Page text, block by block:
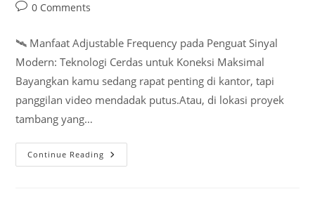
author:
published:
Post0 Comments
🛰️ Manfaat Adjustable Frequency pada Penguat Sinyal
Modern: Teknologi Cerdas untuk Koneksi Maksimal
Bayangkan kamu sedang rapat penting di kantor, tapi
panggilan video mendadak putus.Atau, di lokasi proyek
tambang yang…
Continue Reading Manfaat
Adjustable